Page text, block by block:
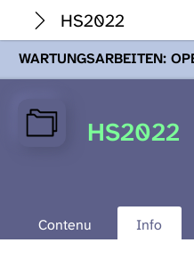
HS2022
WARTUNGSARBEITEN:
PODCASTS & TOBIRA
Wartungsarbeiten an den
Servern werden Ihnen
HS2022
Contenu Info